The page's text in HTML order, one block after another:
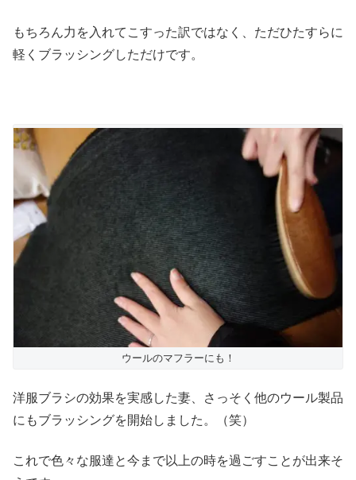
もちろん力を入れてこすった訳ではなく、ただひたすらに
軽くブラッシングしただけです。
ウールのマフラーにも！
洋服ブラシの効果を実感した妻、さっそく他のウール製品
にもブラッシングを開始しました。（笑）
これで色々な服達と今まで以上の時を過ごすことが出来そ